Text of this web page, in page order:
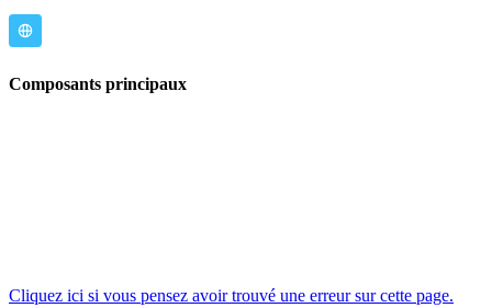
Composants principaux
Cliquez ici si vous pensez avoir trouvé une erreur sur cette page.